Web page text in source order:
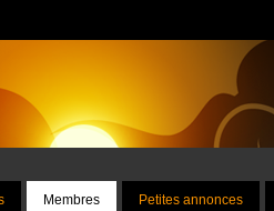
Membres Petites annonces